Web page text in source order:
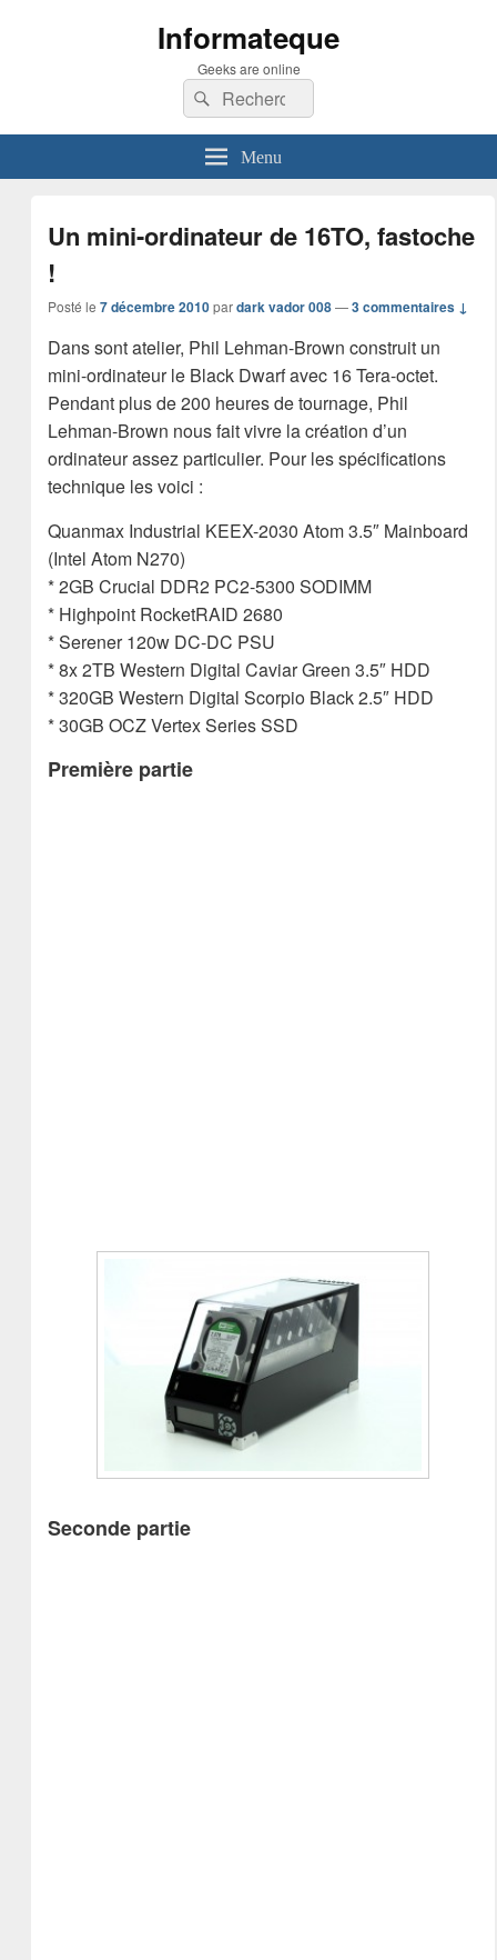
Informateque
Geeks are online
Recherche :
Rechercher
Menu
Un mini-ordinateur de 16TO, fastoche
!
Posté le 7 décembre 2010 pardark vador 008 —3 commentaires ↓
Dans sont atelier, Phil Lehman-Brown construit un
mini-ordinateur le Black Dwarf avec 16 Tera-octet.
Pendant plus de 200 heures de tournage, Phil
Lehman-Brown nous fait vivre la création d’un
ordinateur assez particulier. Pour les spécifications
technique les voici :
Quanmax Industrial KEEX-2030 Atom 3.5″ Mainboard
(Intel Atom N270)
* 2GB Crucial DDR2 PC2-5300 SODIMM
* Highpoint RocketRAID 2680
* Serener 120w DC-DC PSU
* 8x 2TB Western Digital Caviar Green 3.5″ HDD
* 320GB Western Digital Scorpio Black 2.5″ HDD
* 30GB OCZ Vertex Series SSD
Première partie
Seconde partie